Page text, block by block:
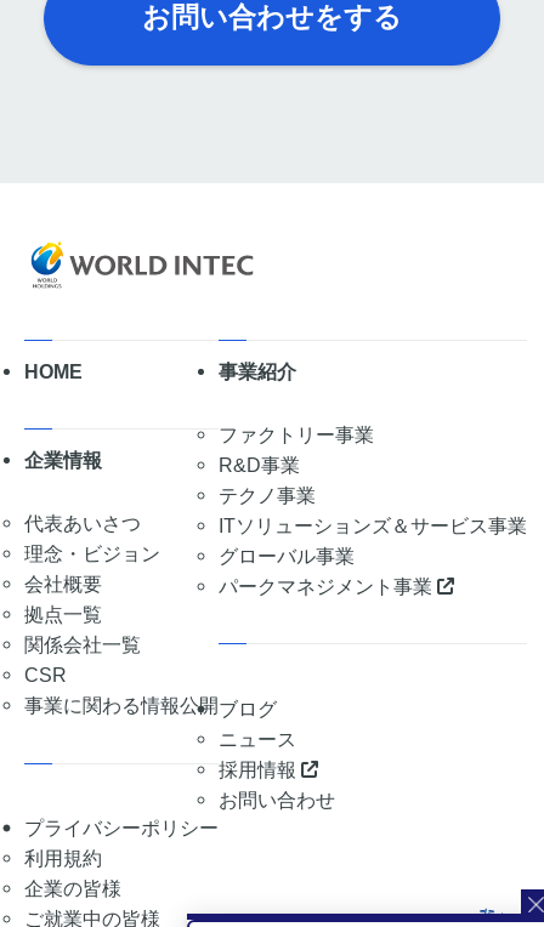
お問い合わせをする
HOME
企業情報
代表あいさつ
理念・ビジョン
会社概要
拠点一覧
関係会社一覧
CSR
事業に関わる情報公開
プライバシーポリシー
利用規約
企業の皆様
ご就業中の皆様
事業紹介
ファクトリー事業
R&D事業
テクノ事業
ITソリューションズ＆サービス事業
グローバル事業
パークマネジメント事業
ブログ
ニュース
採用情報
お問い合わせ